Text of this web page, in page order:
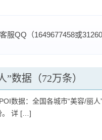
QQ（1649677458或
数据（72万条）
数据：全国各城市“美容/丽
。 详 […]